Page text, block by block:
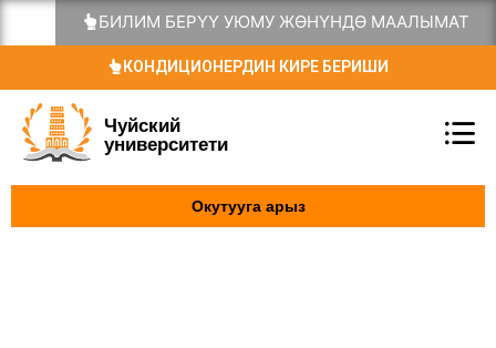
БИЛИМ БЕРҮҮ УЮМУ ЖӨНҮНДӨ МААЛЫМАТ
КОНДИЦИОНЕРДИН КИРЕ БЕРИШИ
Чуйский
университети
Окутууга арыз